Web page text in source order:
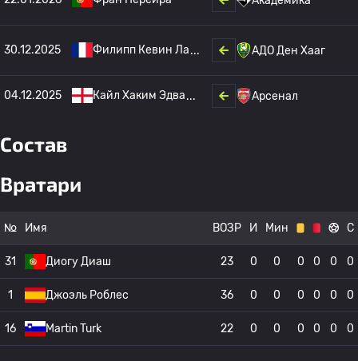
30.12.2025 Филипп Кевин Ла АДО Ден Хааг
04.12.2025 Кайл Хаким Эдва Арсенал
Состав
Вратари
№ Имя ВОЗР И Мин С
31 Диогу Диаш 23 0 0 0 0 0 0
1 Джоэль Роблес 36 0 0 0 0 0 0
16 Martin Turk 22 0 0 0 0 0 0